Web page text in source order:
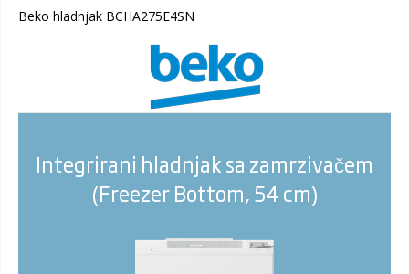
Beko hladnjak BCHA275E4SN
Integrirani hladnjak sa zamrzivačem
(Freezer Bottom, 54 cm)